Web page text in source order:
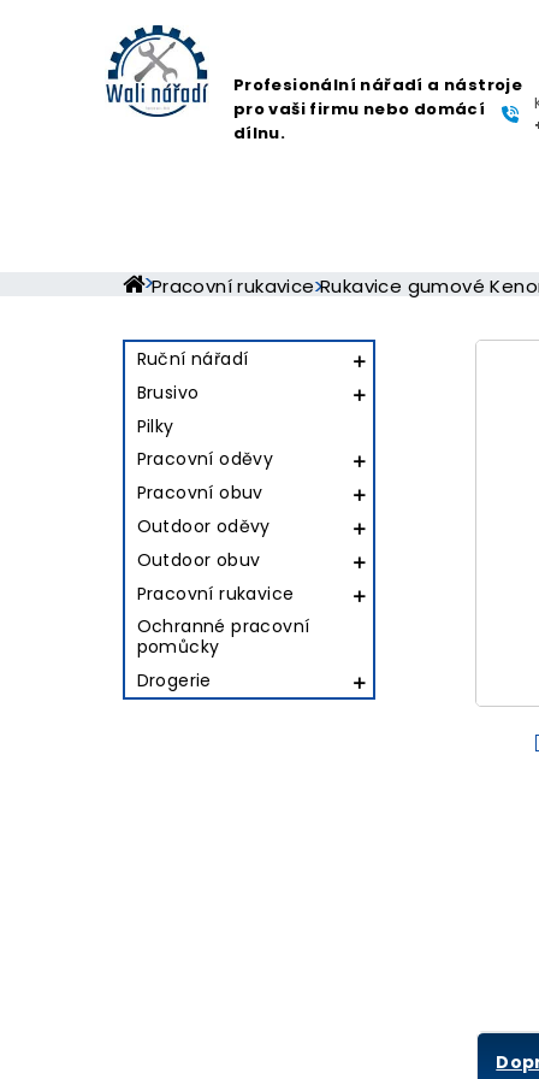
Profesionální nářadí a nástroje
pro vaši firmu nebo domácí
dílnu.
Pracovní rukavice Rukavice gumové
Ruční nářadí 
Brusivo 
Pilky
Pracovní oděvy

Pracovní obuv 
Outdoor oděvy 
Outdoor obuv 
Pracovní rukavice 
Ochranné pracovní
pomůcky
Drogerie
